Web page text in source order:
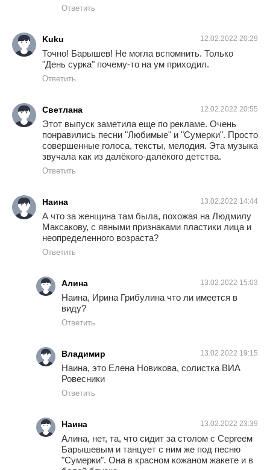
Ответить
Kuku 12.02.2022 20:29
Точно! Барышев! Не могла вспомнить. Только
"День сурка" почему-то на ум приходил.
Ответить
Светлана 12.02.2022 20:55
Этот выпуск заметила еще по рекламе. Очень
понравились песни "Любимые" и "Сумерки". Просто
совершенные голоса, тексты, мелодия. Эта музыка
звучала как из далёкого-далёкого детства.
Ответить
Наина 13.02.2022 14:44
А что за женщина там была, похожая на Людмилу
Максакову, с явными признаками пластики лица и
неопределенного возраста?
Ответить
Алина 13.02.2022 15:03
Наина, Ирина Грибулина что ли имеется в
виду?
Ответить
Владимир 13.02.2022 19:15
Наина, это Елена Новикова, солистка ВИА
Ровесники
Ответить
Наина 13.02.2022 23:39
Алина, нет, та, что сидит за столом с Сергеем
Барышевым и танцует с ним же под песню
"Cумерки". Она в красном кожаном жакете и в